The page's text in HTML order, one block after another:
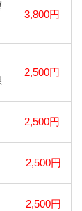
3,800円
2,500円
2,500円
2,500円
2,500円